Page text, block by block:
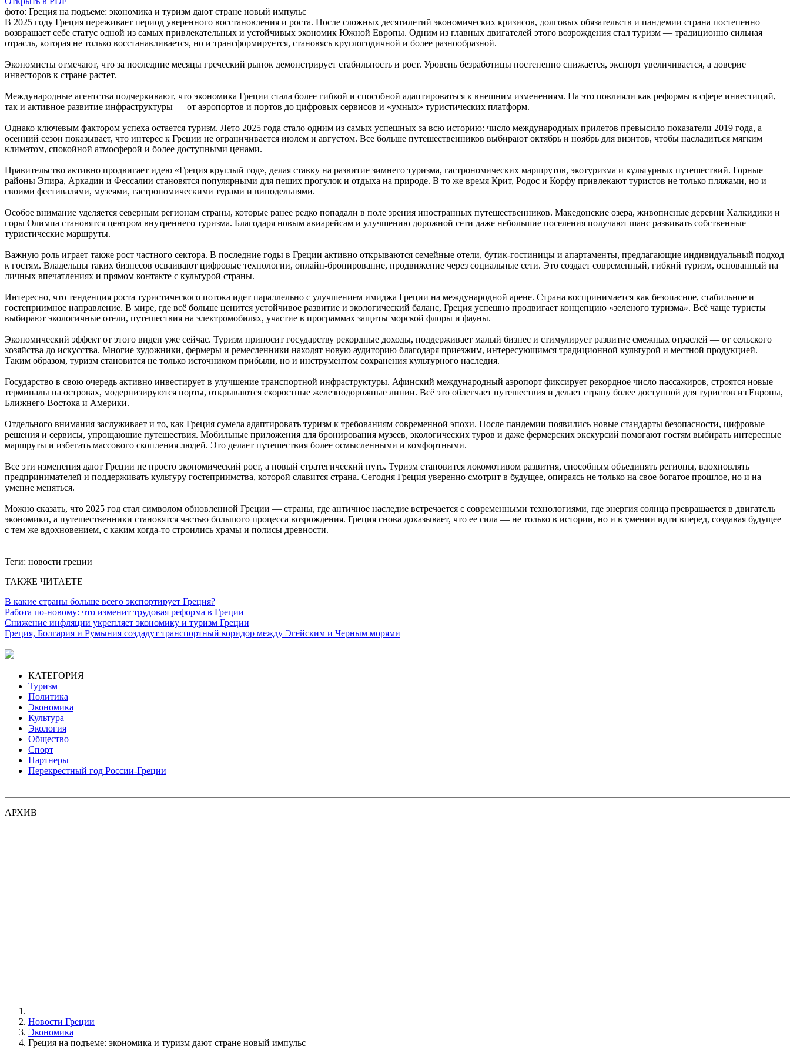
фото: Греция на подъеме: экономика и туризм дают стране новый импульс
В 2025 году Греция переживает период уверенного восстановления и роста. После сложных десятилетий экономических кризисов, долговых обязательств и пандемии страна постепенно
возвращает себе статус одной из самых привлекательных и устойчивых экономик Южной Европы. Одним из главных двигателей этого возрождения стал туризм — традиционно сильная
отрасль, которая не только восстанавливается, но и трансформируется, становясь круглогодичной и более разнообразной.
Экономисты отмечают, что за последние месяцы греческий рынок демонстрирует стабильность и рост. Уровень безработицы постепенно снижается, экспорт увеличивается, а доверие
инвесторов к стране растет.
Международные агентства подчеркивают, что экономика Греции стала более гибкой и способной адаптироваться к внешним изменениям. На это повлияли как реформы в сфере инвестиций,
так и активное развитие инфраструктуры — от аэропортов и портов до цифровых сервисов и «умных» туристических платформ.
Однако ключевым фактором успеха остается туризм. Лето 2025 года стало одним из самых успешных за всю историю: число международных прилетов превысило показатели 2019 года, а
осенний сезон показывает, что интерес к Греции не ограничивается июлем и августом. Все больше путешественников выбирают октябрь и ноябрь для визитов, чтобы насладиться мягким
климатом, спокойной атмосферой и более доступными ценами.
Правительство активно продвигает идею «Греция круглый год», делая ставку на развитие зимнего туризма, гастрономических маршрутов, экотуризма и культурных путешествий. Горные
районы Эпира, Аркадии и Фессалии становятся популярными для пеших прогулок и отдыха на природе. В то же время Крит, Родос и Корфу привлекают туристов не только пляжами, но и
своими фестивалями, музеями, гастрономическими турами и винодельнями.
Особое внимание уделяется северным регионам страны, которые ранее редко попадали в поле зрения иностранных путешественников. Македонские озера, живописные деревни Халкидики и
горы Олимпа становятся центром внутреннего туризма. Благодаря новым авиарейсам и улучшению дорожной сети даже небольшие поселения получают шанс развивать собственные
туристические маршруты.
Важную роль играет также рост частного сектора. В последние годы в Греции активно открываются семейные отели, бутик-гостиницы и апартаменты, предлагающие индивидуальный подход
к гостям. Владельцы таких бизнесов осваивают цифровые технологии, онлайн-бронирование, продвижение через социальные сети. Это создает современный, гибкий туризм, основанный на
личных впечатлениях и прямом контакте с культурой страны.
Интересно, что тенденция роста туристического потока идет параллельно с улучшением имиджа Греции на международной арене. Страна воспринимается как безопасное, стабильное и
гостеприимное направление. В мире, где всё больше ценится устойчивое развитие и экологический баланс, Греция успешно продвигает концепцию «зеленого туризма». Всё чаще туристы
выбирают экологичные отели, путешествия на электромобилях, участие в программах защиты морской флоры и фауны.
Экономический эффект от этого виден уже сейчас. Туризм приносит государству рекордные доходы, поддерживает малый бизнес и стимулирует развитие смежных отраслей — от сельского
хозяйства до искусства. Многие художники, фермеры и ремесленники находят новую аудиторию благодаря приезжим, интересующимся традиционной культурой и местной продукцией.
Таким образом, туризм становится не только источником прибыли, но и инструментом сохранения культурного наследия.
Государство в свою очередь активно инвестирует в улучшение транспортной инфраструктуры. Афинский международный аэропорт фиксирует рекордное число пассажиров, строятся новые
терминалы на островах, модернизируются порты, открываются скоростные железнодорожные линии. Всё это облегчает путешествия и делает страну более доступной для туристов из Европы,
Ближнего Востока и Америки.
Отдельного внимания заслуживает и то, как Греция сумела адаптировать туризм к требованиям современной эпохи. После пандемии появились новые стандарты безопасности, цифровые
решения и сервисы, упрощающие путешествия. Мобильные приложения для бронирования музеев, экологических туров и даже фермерских экскурсий помогают гостям выбирать интересные
маршруты и избегать массового скопления людей. Это делает путешествия более осмысленными и комфортными.
Все эти изменения дают Греции не просто экономический рост, а новый стратегический путь. Туризм становится локомотивом развития, способным объединять регионы, вдохновлять
предпринимателей и поддерживать культуру гостеприимства, которой славится страна. Сегодня Греция уверенно смотрит в будущее, опираясь не только на свое богатое прошлое, но и на
умение меняться.
Можно сказать, что 2025 год стал символом обновленной Греции — страны, где античное наследие встречается с современными технологиями, где энергия солнца превращается в двигатель
экономики, а путешественники становятся частью большого процесса возрождения. Греция снова доказывает, что ее сила — не только в истории, но и в умении идти вперед, создавая будущее
с тем же вдохновением, с каким когда-то строились храмы и полисы древности.
Теги: новости греции
ТАКЖЕ ЧИТАЕТЕ
В какие страны больше всего экспортирует Греция?
Работа по-новому: что изменит трудовая реформа в Греции
Снижение инфляции укрепляет экономику и туризм Греции
Греция, Болгария и Румыния создадут транспортный коридор между Эгейским и Черным морями
КАТЕГОРИЯ
Туризм
Политика
Экономика
Культура
Экология
Общество
Спорт
Партнеры
Перекрестный год России-Греции
АРХИВ
Новости Греции
Экономика
Греция на подъеме: экономика и туризм дают стране новый импульс